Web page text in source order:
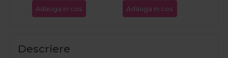
Adauga in cos Adauga in cos
Descriere